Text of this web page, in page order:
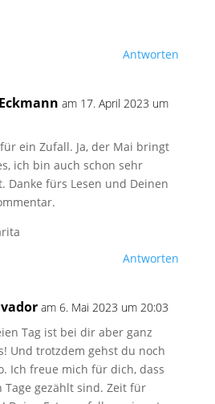
Antworten
am 17. April 2023 um
ein Zufall. Ja, der Mai bringt
ich bin auch schon sehr
Danke fürs Lesen und Deinen
Antworten
am 6. Mai 2023 um 20:03
Tag ist bei dir aber ganz
Und trotzdem gehst du noch
Ich freue mich für dich, dass
Tage gezählt sind. Zeit für